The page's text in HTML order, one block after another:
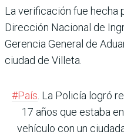
La verificación fue hecha
Dirección Nacional de
Gerencia General de
ciudad de Villeta.
#País. La Policía logró
17 años que estaba
vehículo con un